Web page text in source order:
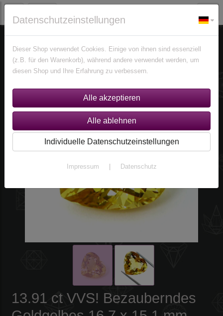
Edelsteine Citrine
13.91 ct VVS! Bezauberndes
Datenschutzeinstellungen
Dieser Shop verwendet Cookies. Einige von ihnen sind essenziell
(z.B. für den Warenkorb), während andere verwendet werden, um
diesen Shop und Ihre Erfahrung zu verbessern.
Individuelle Datenschutzeinstellungen
Impressum Datenschutz